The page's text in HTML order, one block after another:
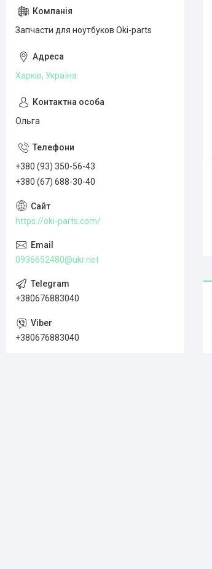
Запчасти для ноутбуков Oki-parts
Харків, Україна
Ольга
+380 (93) 350-56-43
+380 (67) 688-30-40
https://oki-parts.com/
0936652480@ukr.net
+380676883040
+380676883040